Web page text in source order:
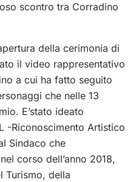
scontro tra Corradino
della cerimonia di
il video rappresentativo
a cui ha fatto seguito
che nelle 13
E’stato ideato
-Riconoscimento Artistico
Sindaco che
corso dell’anno 2018,
Turismo, della